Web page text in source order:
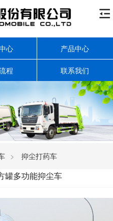

心 产品中心
程 联系我们
> 抑尘打药车
罐多功能抑尘车